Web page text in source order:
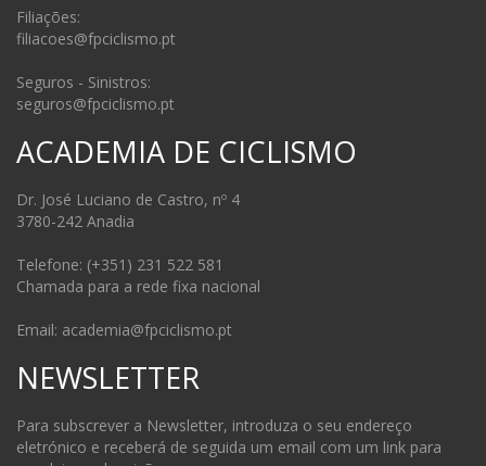
Filiações:
filiacoes@fpciclismo.pt
Seguros - Sinistros:
seguros@fpciclismo.pt
ACADEMIA DE CICLISMO
Dr. José Luciano de Castro, nº 4
3780-242 Anadia
Telefone: (+351) 231 522 581
Chamada para a rede fixa nacional
Email: academia@fpciclismo.pt
NEWSLETTER
Para subscrever a Newsletter, introduza o seu endereço
eletrónico e receberá de seguida um email com um link para